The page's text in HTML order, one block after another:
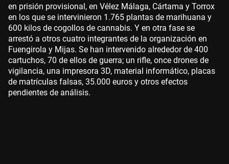
en prisión provisional, en Vélez Málaga, Cártama y Torrox
en los que se intervinieron 1.765 plantas de marihuana y
600 kilos de cogollos de cannabis. Y en otra fase se
arrestó a otros cuatro integrantes de la organización en
Fuengirola y Mijas. Se han intervenido alrededor de 400
cartuchos, 70 de ellos de guerra; un rifle, once drones de
vigilancia, una impresora 3D, material informático, placas
de matrículas falsas, 35.000 euros y otros efectos
pendientes de análisis.